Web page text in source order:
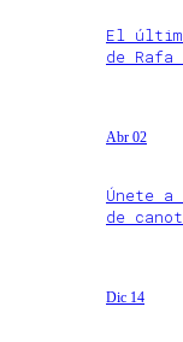
El
de Rafa
Abr 02
Únete
de
Dic 14